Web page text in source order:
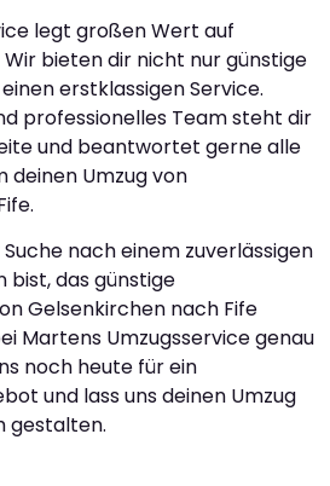
legt großen Wert auf
bieten dir nicht nur günstige
erstklassigen Service.
professionelles Team steht dir
und beantwortet gerne alle
deinen Umzug von
nach einem zuverlässigen
bist, das günstige
Gelsenkirchen nach Fife
Martens Umzugsservice genau
noch heute für ein
und lass uns deinen Umzug
gestalten.